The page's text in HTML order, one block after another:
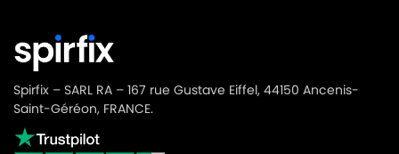
Spirfix – SARL RA – 167 rue Gustave Eiffel, 44150 Ancenis-
Saint-Géréon, FRANCE.